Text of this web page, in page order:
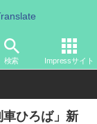
検索 Impressサイト
ひろば」新